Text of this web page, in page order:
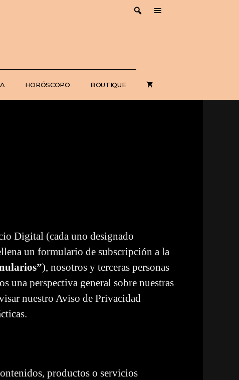
HORÓSCOPO BOUTIQUE
Digital (cada uno designado
un formulario de subscripción a la
), nosotros y terceras personas
una perspectiva general sobre nuestras
nuestro Aviso de Privacidad
productos o servicios